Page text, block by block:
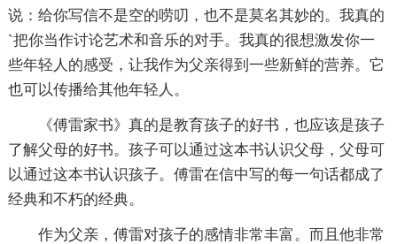
说：给你写信不是空的唠叨，也不是莫名其妙的。我真的
`把你当作讨论艺术和音乐的对手。我真的很想激发你一
些年轻人的感受，让我作为父亲得到一些新鲜的营养。它
也可以传播给其他年轻人。
《傅雷家书》真的是教育孩子的好书，也应该是孩子
了解父母的好书。孩子可以通过这本书认识父母，父母可
以通过这本书认识孩子。傅雷在信中写的每一句话都成了
经典和不朽的经典。
作为父亲，傅雷对孩子的感情非常丰富。而且他非常